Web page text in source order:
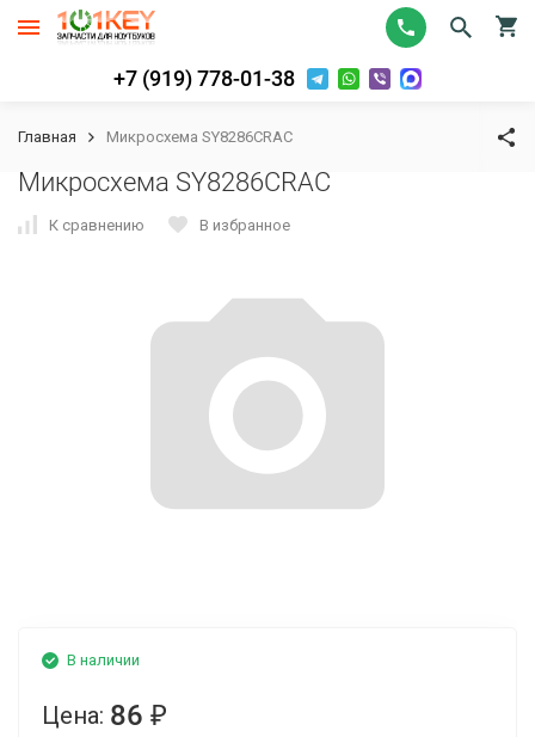
+7 (919) 778-01-38
Главная Микросхема SY8286CRAC
Микросхема SY8286CRAC
К сравнению В избранное
В наличии
Цена: 86 ₽